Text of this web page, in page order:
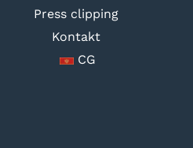
Press clipping
Kontakt
CG